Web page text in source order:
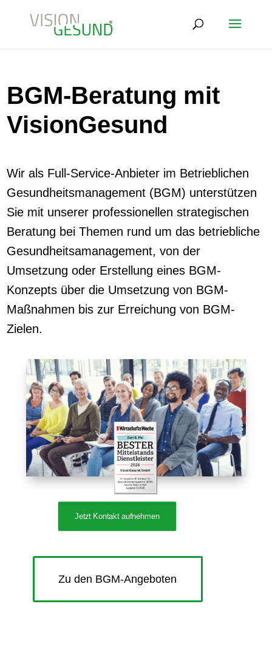
BGM-Beratung mit
VisionGesund
Wir als Full-Service-Anbieter im Betrieblichen
Gesundheitsmanagement (BGM) unterstützen
Sie mit unserer professionellen strategischen
Beratung bei Themen rund um das betriebliche
Gesundheitsamanagement, von der
Umsetzung oder Erstellung eines BGM-
Konzepts über die Umsetzung von BGM-
Maßnahmen bis zur Erreichung von BGM-
Zielen.
Jetzt Kontakt aufnehmen
Zu den BGM-Angeboten